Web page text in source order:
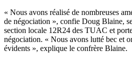
« Nous avons réalisé de nombreuses
de négociation », confie Doug Blaine,
section locale 12R24 des TUAC et
négociation. « Nous avons lutté bec et
évidents », explique le confrère Blaine.